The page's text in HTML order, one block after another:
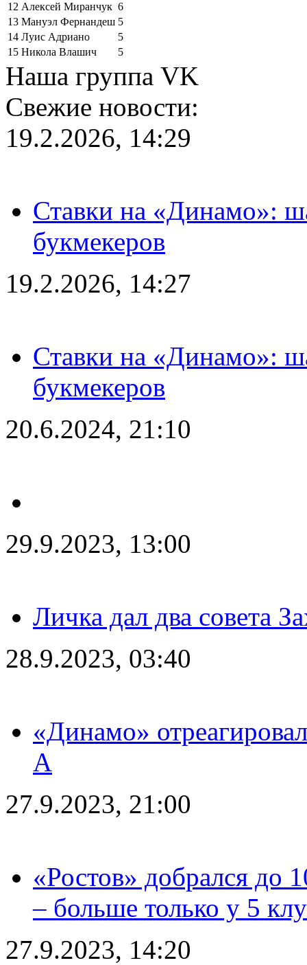
12 Алексей Миранчук 6
13 Мануэл Фернандеш 5
14 Луис Адриано
5
15 Никола Влашич 5
Наша группа VK
Свежие новости:
19.2.2026, 14:29
Ставки на «Динамо»:
букмекеров
19.2.2026, 14:27
Ставки на «Динамо»:
букмекеров
20.6.2024, 21:10
29.9.2023, 13:00
Личка дал два совета
28.9.2023, 03:40
«Динамо»
А
27.9.2023, 21:00
«Ростов» добрался до
– больше только у 5
27.9.2023, 14:20